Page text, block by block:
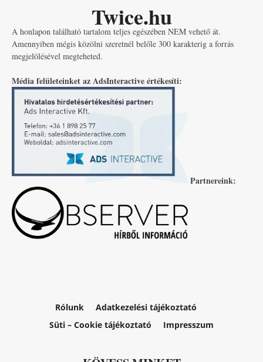
Twice.hu
A honlapon található tartalom teljes egészében NEM vehető át.
Amennyiben mégis közölni szeretnél belőle 300 karakterig a forrás
megjelölésével megteheted.
Média felületeinket az AdsInteractive értékesíti:
Partnereink:
Rólunk
Adatkezelési tájékoztató
Süti – Cookie tájékoztató
Impresszum